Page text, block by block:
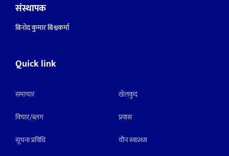
संस्थापक
बिनोद कुमार बिश्वकर्मा
Quick link
समाचार
विचार/ब्लग
सूचना प्रविधि
खेलकुद
प्रवास
याैन स्वास्थ्य